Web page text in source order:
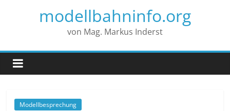
modellbahninfo.org
von Mag. Markus Inderst
Modellbesprechung